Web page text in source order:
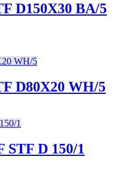
D150X30 BA/5
D80X20 WH/5
D 150/1